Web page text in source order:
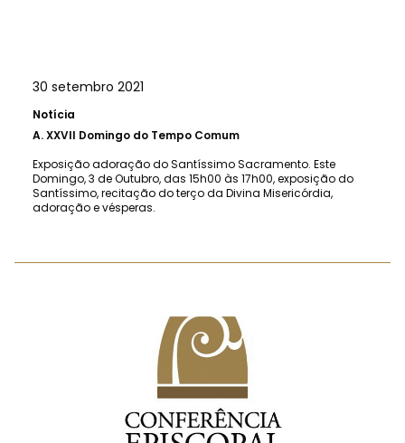
30 setembro 2021
Notícia
A.XXVII Domingo do Tempo Comum
Exposição adoração do Santíssimo Sacramento. Este
Domingo, 3 de Outubro, das 15h00 às 17h00, exposição do
Santíssimo, recitação do terço da Divina Misericórdia,
adoração e vésperas.